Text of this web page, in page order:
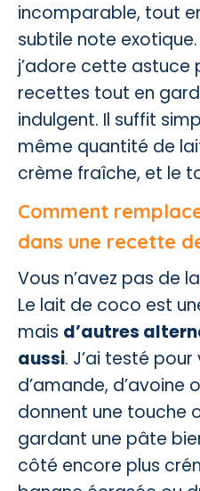
incomparable, tout
subtile note
j’adore cette astuce
recettes tout en
indulgent. Il suffit
même quantité de
crème fraîche, et le
Comment
dans une recette
Vous n’avez pas de
Le lait de coco est
mais d’autres
aussi. J’ai testé
d’amande, d’avoine
donnent une touche
gardant une pâte
côté encore plus